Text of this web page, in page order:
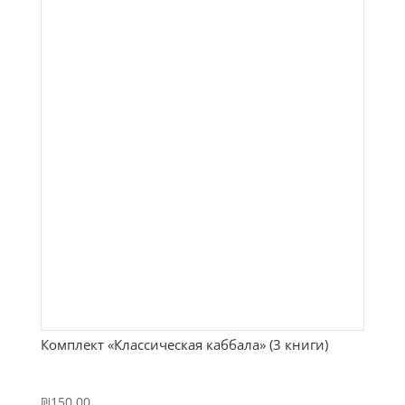
Комплект «Классическая каббала» (3 книги)